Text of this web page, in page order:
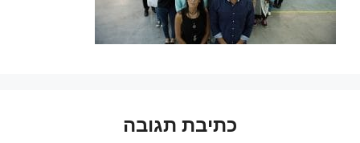
כתיבת תגובה